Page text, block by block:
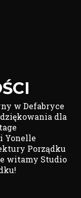
w Defabryce
dla
Yonelle
Porządku
witamy Studio